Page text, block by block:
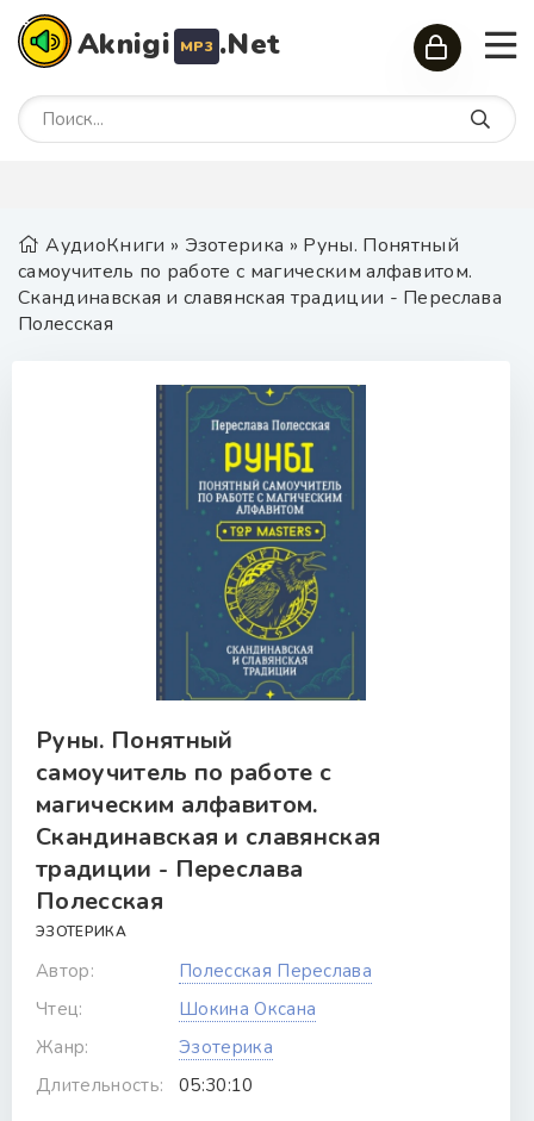
Aknigi MP3 .Net
АудиоКниги » Эзотерика » Руны. Понятный
самоучитель по работе с магическим алфавитом.
Скандинавская и славянская традиции - Переслава
Полесская
Руны. Понятный
самоучитель по работе с
магическим алфавитом.
Скандинавская и славянская
традиции - Переслава
Полесская
ЭЗОТЕРИКА
Автор:
Полесская Переслава
Чтец:
Шокина Оксана
Жанр:
Эзотерика
Длительность:
05:30:10